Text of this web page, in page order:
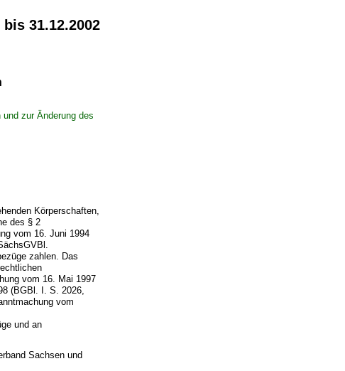
31.12.2002
zur Änderung des
Körperschaften,
des § 2
vom 16. Juni 1994
zahlen. Das
vom 16. Mai 1997
(BGBl. I. S. 2026,
vom
und an
Sachsen und